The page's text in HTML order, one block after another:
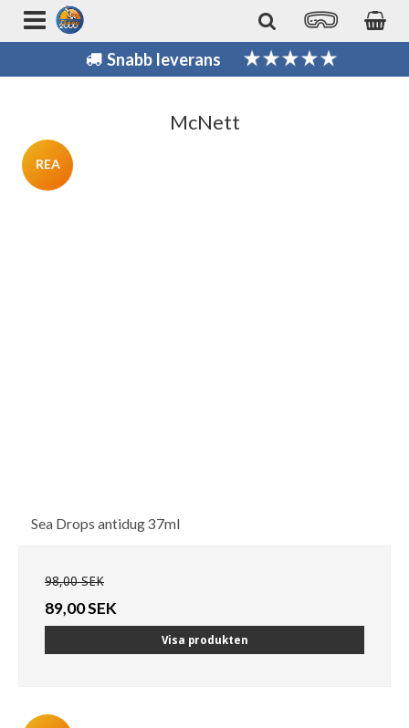
Snabb leverans
McNett
REA
Sea Drops antidug 37ml
98,00 SEK
89,00 SEK
Visa produkten